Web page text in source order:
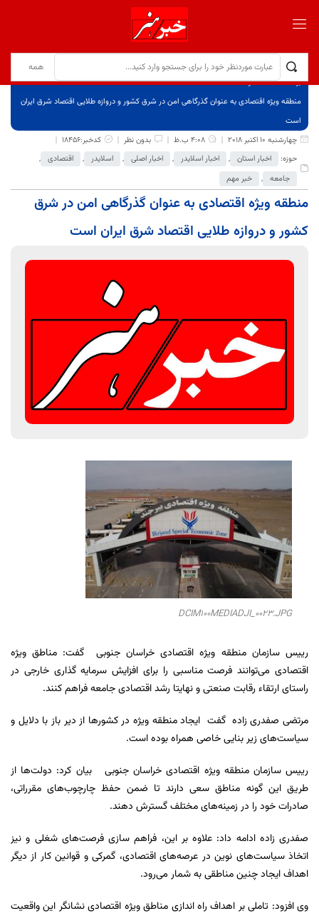
برگ نخست
نوشته‌ها
منطقه ویژه اقتصادی به عنوان گذرگاهی امن در شرق کشور و دروازه طلایی اقتصاد شرق ایران
است
چهارشنبه 10 اکتبر 2018
4:08 ب.ظ بدون نظر
کدخبر:18456
حوزه:
اخبار استان , اخبار اسلایدر , اخبار اصلی , اسلایدر , اقتصادی ,
جامعه , خبر مهم
منطقه ویژه اقتصادی به عنوان گذرگاهی امن در شرق
کشور و دروازه طلایی اقتصاد شرق ایران است
DCIM100MEDIADJI_0023.JPG
رییس سازمان منطقه ویژه اقتصادی خراسان جنوبی گفت: مناطق ویژه
اقتصادی می‌توانند فرصت مناسبی را برای افزایش سرمایه گذاری خارجی در
راستای ارتقاء رقابت صنعتی و نهایتا رشد اقتصادی جامعه فراهم کنند.
مرتضی صفدری زاده گفت ایجاد منطقه ویژه در کشورها از دیر باز با دلایل و
سیاست‌های زیر بنایی خاصی همراه بوده است.
رییس سازمان منطقه ویژه اقتصادی خراسان جنوبی بیان کرد: دولت‌ها از
طریق این گونه مناطق سعی دارند تا ضمن حفظ چارچوب‌های مقرراتی،
صادرات خود را در زمینه‌های مختلف گسترش دهند.
صفدری زاده ادامه داد: علاوه بر این، فراهم سازی فرصت‌های شغلی و نیز
اتخاذ سیاست‌های نوین در عرصه‌های اقتصادی، گمرکی و قوانین کار از دیگر
اهداف ایجاد چنین مناطقی به شمار می‌رود.
وی افزود: تاملی بر اهداف راه اندازی مناطق ویژه اقتصادی نشانگر این واقعیت